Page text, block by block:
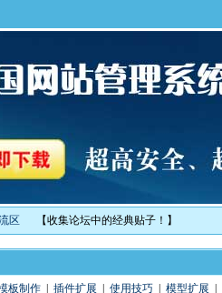
区 【收集论坛中的经典贴子！】
板制作| 插件扩展 使用技巧| 模型扩展